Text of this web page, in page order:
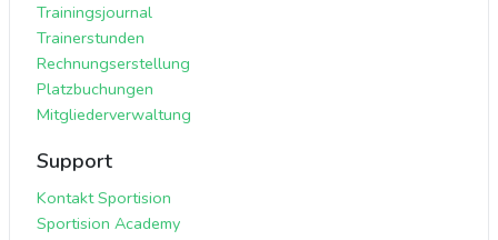
Trainingsjournal
Trainerstunden
Rechnungserstellung
Platzbuchungen
Mitgliederverwaltung
Support
Kontakt Sportision
Sportision Academy